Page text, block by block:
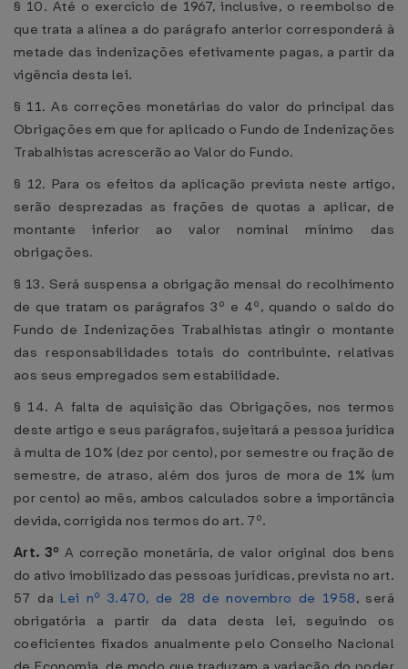
§ 10. Até o exercício de 1967, inclusive, o reembolso de
que trata a alínea a do parágrafo anterior corresponderá à
metade das indenizações efetivamente pagas, a partir da
vigência desta lei.
§ 11. As correções monetárias do valor do principal das
Obrigações em que for aplicado o Fundo de Indenizações
Trabalhistas acrescerão ao Valor do Fundo.
§ 12. Para os efeitos da aplicação prevista neste artigo,
serão desprezadas as frações de quotas a aplicar, de
montante inferior ao valor nominal mínimo das
obrigações.
§ 13. Será suspensa a obrigação mensal do recolhimento
de que tratam os parágrafos 3º e 4º, quando o saldo do
Fundo de Indenizações Trabalhistas atingir o montante
das responsabilidades totais do contribuinte, relativas
aos seus empregados sem estabilidade.
§ 14. A falta de aquisição das Obrigações, nos termos
deste artigo e seus parágrafos, sujeitará a pessoa jurídica
à multa de 10% (dez por cento), por semestre ou fração de
semestre, de atraso, além dos juros de mora de 1% (um
por cento) ao mês, ambos calculados sobre a importância
devida, corrigida nos termos do art. 7º.
Art. 3º A correção monetária, de valor original dos bens
do ativo imobilizado das pessoas jurídicas, prevista no art.
57 da Lei nº 3.470, de 28 de novembro de 1958, será
obrigatória a partir da data desta lei, seguindo os
coeficientes fixados anualmente pelo Conselho Nacional